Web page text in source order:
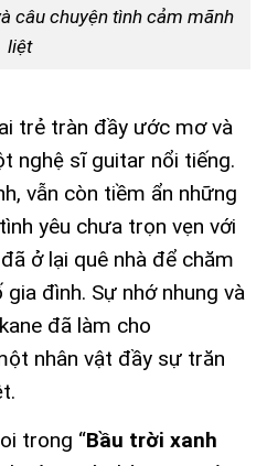
câu chuyện tình cảm mãnh
liệt
trẻ tràn đầy ước mơ và
nghệ sĩ guitar nổi tiếng.
vẫn còn tiềm ẩn những
yêu chưa trọn vẹn với
ở lại quê nhà để chăm
đình. Sự nhớ nhung và
đã làm cho
nhân vật đầy sự trăn
trong “Bầu trời xanh